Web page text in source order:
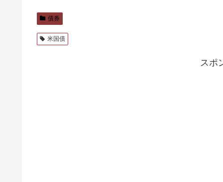
債券
米国債
スポ